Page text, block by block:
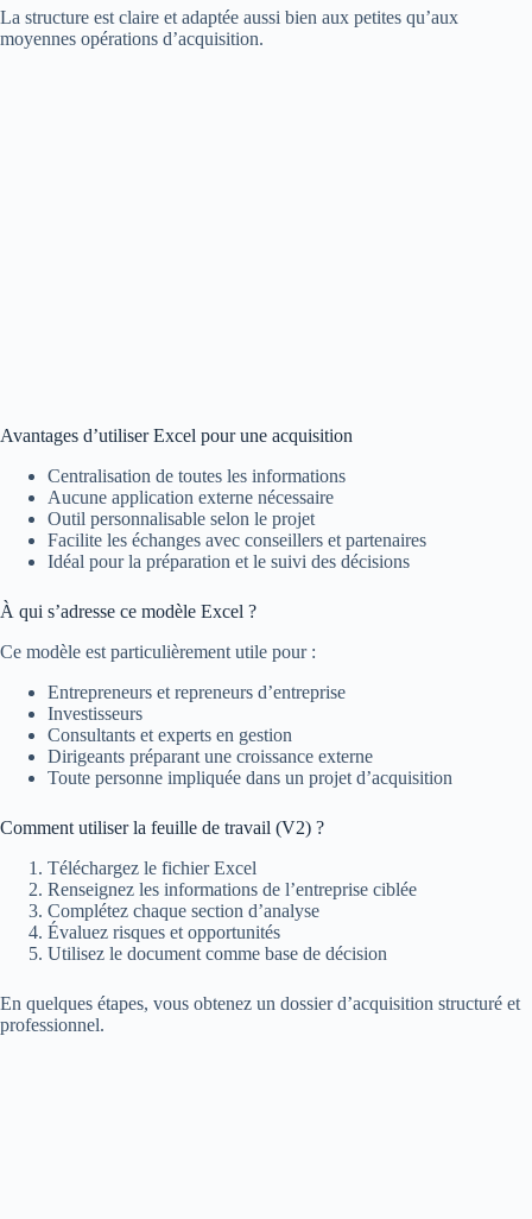
La structure est claire et adaptée aussi bien aux petites qu’aux
moyennes opérations d’acquisition.
Avantages d’utiliser Excel pour une acquisition
Centralisation de toutes les informations
Aucune application externe nécessaire
Outil personnalisable selon le projet
Facilite les échanges avec conseillers et partenaires
Idéal pour la préparation et le suivi des décisions
À qui s’adresse ce modèle Excel ?
Ce modèle est particulièrement utile pour :
Entrepreneurs et repreneurs d’entreprise
Investisseurs
Consultants et experts en gestion
Dirigeants préparant une croissance externe
Toute personne impliquée dans un projet d’acquisition
Comment utiliser la feuille de travail (V2) ?
Téléchargez le fichier Excel
Renseignez les informations de l’entreprise ciblée
Complétez chaque section d’analyse
Évaluez risques et opportunités
Utilisez le document comme base de décision
En quelques étapes, vous obtenez un dossier d’acquisition structuré et
professionnel.